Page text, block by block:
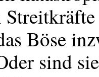
Böse
sind